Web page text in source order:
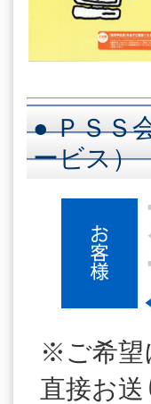
● ＰＳＳ
ービス）
※ご希望
直接お